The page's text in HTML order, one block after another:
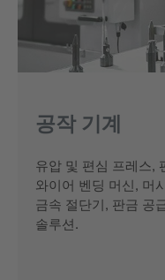
공작 기계
유압 및 편심 프레스,
와이어 벤딩 머신, 머
금속 절단기, 판금 공
솔루션.